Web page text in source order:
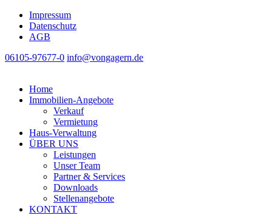
Impressum
Datenschutz
AGB
06105-97677-0 info@vongagern.de
Home
Immobilien-Angebote
Verkauf
Vermietung
Haus-Verwaltung
ÜBER UNS
Leistungen
Unser Team
Partner & Services
Downloads
Stellenangebote
KONTAKT